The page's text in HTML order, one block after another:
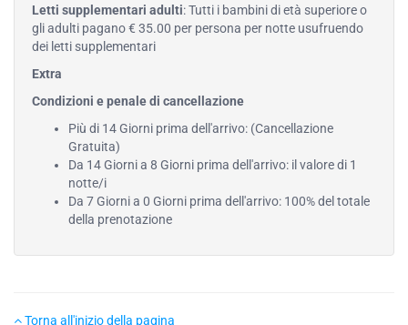
Letti supplementari adulti: Tutti i bambini di età superiore o
gli adulti pagano € 35.00 per persona per notte usufruendo
dei letti supplementari
Extra
Condizioni e penale di cancellazione
Più di 14 Giorni prima dell'arrivo: (Cancellazione
Gratuita)
Da 14 Giorni a 8 Giorni prima dell'arrivo: il valore di 1
notte/i
Da 7 Giorni a 0 Giorni prima dell'arrivo: 100% del totale
della prenotazione
Torna all'inizio della pagina